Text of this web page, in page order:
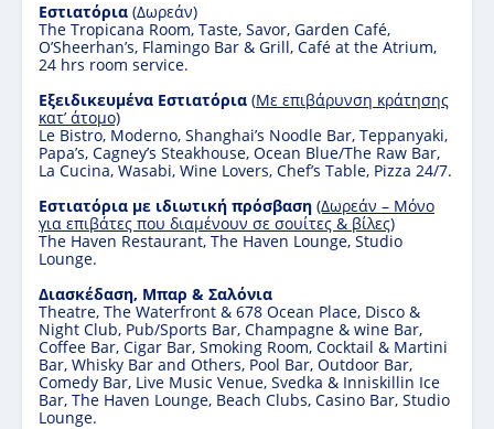
Εστιατόρια (Δωρεάν)
The Tropicana Room, Taste, Savor, Garden Café,
O’Sheerhan’s, Flamingo Bar & Grill, Café at the Atrium,
24 hrs room service.
Eξειδικευμένα Εστιατόρια (Mε επιβάρυνση κράτησης
κατ’ άτομο)
Le Bistro, Moderno, Shanghai’s Noodle Bar, Teppanyaki,
Papa’s, Cagney’s Steakhouse, Ocean Blue/The Raw Bar,
La Cucina, Wasabi, Wine Lovers, Chef’s Table, Pizza 24/7.
Εστιατόρια με ιδιωτική πρόσβαση (Δωρεάν – Μόνο
για επιβάτες που διαμένουν σε σουίτες & βίλες)
Τhe Haven Restaurant, The Haven Lounge, Studio
Lounge.
Διασκέδαση, Μπαρ & Σαλόνια
Theatre, The Waterfront & 678 Ocean Place, Disco &
Night Club, Pub/Sports Bar, Champagne & wine Bar,
Coffee Bar, Cigar Bar, Smoking Room, Cocktail & Martini
Bar, Whisky Bar and Others, Pool Bar, Outdoor Bar,
Comedy Bar, Live Music Venue, Svedka & Inniskillin Ice
Bar, The Haven Lounge, Beach Clubs, Casino Bar, Studio
Lounge.